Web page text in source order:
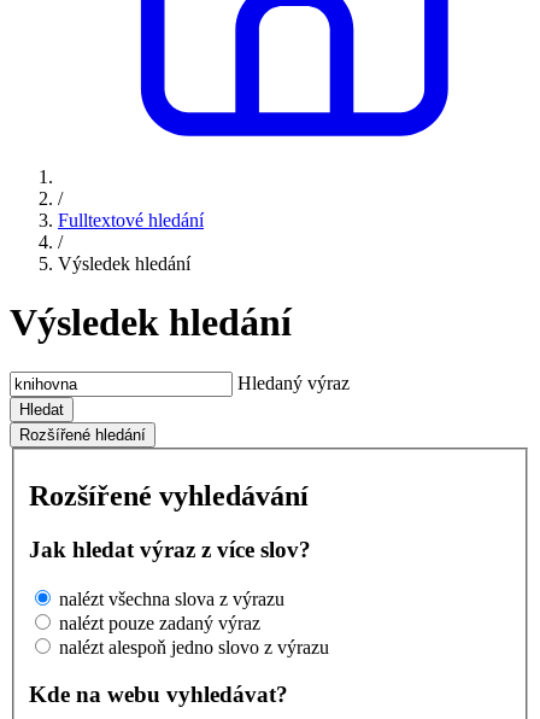
/
Fulltextové hledání
/
Výsledek hledání
Výsledek hledání
Hledaný výraz
Hledat
Rozšířené hledání
Rozšířené vyhledávání
Jak hledat výraz z více slov?
nalézt všechna slova z výrazu
nalézt pouze zadaný výraz
nalézt alespoň jedno slovo z výrazu
Kde na webu vyhledávat?